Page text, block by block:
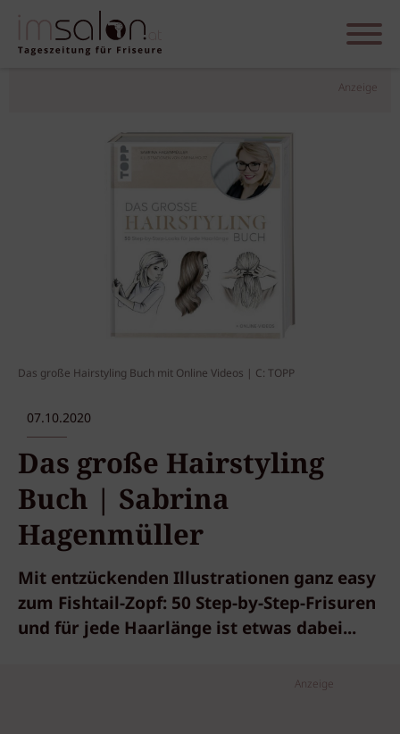
Anzeige
Das große Hairstyling Buch mit Online Videos | C: TOPP
07.10.2020
Das große Hairstyling
Buch | Sabrina
Hagenmüller
Mit entzückenden Illustrationen ganz easy
zum Fishtail-Zopf: 50 Step-by-Step-Frisuren
und für jede Haarlänge ist etwas dabei...
Anzeige